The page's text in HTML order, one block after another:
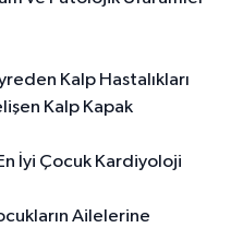
Kalp Hastalıkları
Kalp Kapak
İyi Çocuk Kardiyoloji
Ailelerine